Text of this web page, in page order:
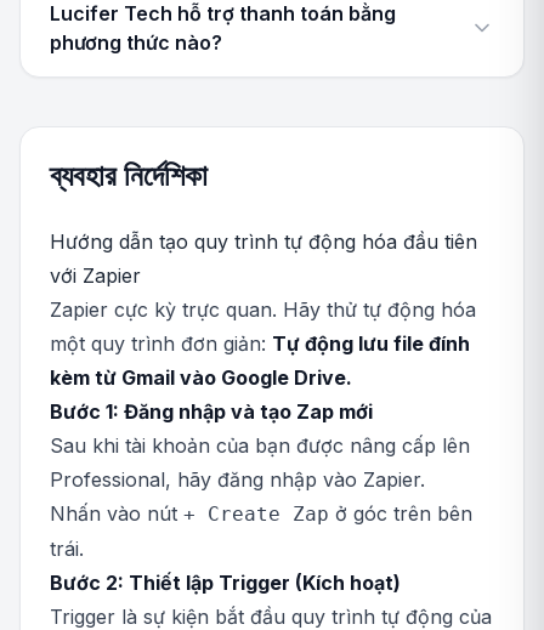
Lucifer Tech hỗ trợ thanh toán bằng
phương thức nào?
ব্যবহার নির্দেশিকা
Hướng dẫn tạo quy trình tự động hóa đầu tiên
với Zapier
Zapier cực kỳ trực quan. Hãy thử tự động hóa
một quy trình đơn giản: Tự động lưu file đính
kèm từ Gmail vào Google Drive.
Bước 1: Đăng nhập và tạo Zap mới
Sau khi tài khoản của bạn được nâng cấp lên
Professional, hãy đăng nhập vào Zapier.
Nhấn vào nút + Create Zap ở góc trên bên
trái.
Bước 2: Thiết lập Trigger (Kích hoạt)
Trigger là sự kiện bắt đầu quy trình tự động của